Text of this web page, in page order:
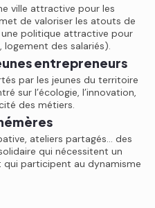
ville attractive pour les
de valoriser les atouts de
politique attractive pour
des salariés).
entrepreneurs
par les jeunes du territoire
sur l’écologie, l’innovation,
des métiers.
ateliers partagés… des
qui nécessitent un
participent au dynamisme